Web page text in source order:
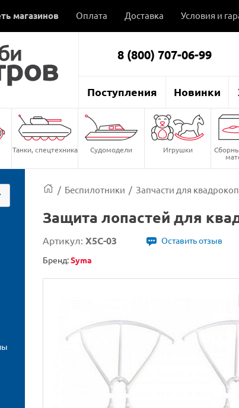
магазинов Оплата Доставка Условия и
8 (800) 707-06-99
Поступления Новинки
Танки, спецтехника Судомодели Игрушки
/ Беспилотники / Запчасти для
Защита лопастей для
Артикул: X5C-03
Оставить отзыв
Бренд:Syma